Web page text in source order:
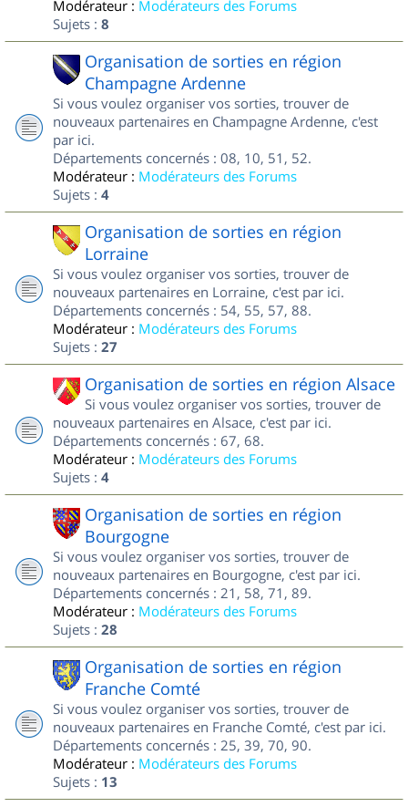
Modérateur : Modérateurs des Forums
Sujets : 8
Organisation de sorties en région
Champagne Ardenne
Si vous voulez organiser vos sorties, trouver de
nouveaux partenaires en Champagne Ardenne, c'est
par ici.
Départements concernés : 08, 10, 51, 52.
Modérateur : Modérateurs des Forums
Sujets : 4
Organisation de sorties en région
Lorraine
Si vous voulez organiser vos sorties, trouver de
nouveaux partenaires en Lorraine, c'est par ici.
Départements concernés : 54, 55, 57, 88.
Modérateur : Modérateurs des Forums
Sujets : 27
Organisation de sorties en région Alsace
Si vous voulez organiser vos sorties, trouver de
nouveaux partenaires en Alsace, c'est par ici.
Départements concernés : 67, 68.
Modérateur : Modérateurs des Forums
Sujets : 4
Organisation de sorties en région
Bourgogne
Si vous voulez organiser vos sorties, trouver de
nouveaux partenaires en Bourgogne, c'est par ici.
Départements concernés : 21, 58, 71, 89.
Modérateur : Modérateurs des Forums
Sujets : 28
Organisation de sorties en région
Franche Comté
Si vous voulez organiser vos sorties, trouver de
nouveaux partenaires en Franche Comté, c'est par ici.
Départements concernés : 25, 39, 70, 90.
Modérateur : Modérateurs des Forums
Sujets : 13